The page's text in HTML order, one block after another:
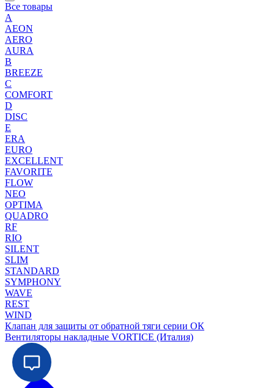
Все товары
A
AEON
AERO
AURA
B
BREEZE
C
COMFORT
D
DISC
E
ERA
EURO
EXCELLENT
FAVORITE
FLOW
NEO
OPTIMA
QUADRO
RF
RIO
SILENT
SLIM
STANDARD
SYMPHONY
WAVE
REST
WIND
Клапан для защиты от обратной тяги серии ОК
Вентиляторы накладные VORTICE (Италия)